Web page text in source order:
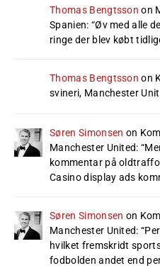
Thomas Bengtsson on
Spanien: “Øv med alle
ringe der blev købt
Thomas Bengtsson on
svineri, Manchester
Søren Simonsen on
Manchester United: “
kommentar på
Casino display ads
Søren Simonsen on
Manchester United: “
hvilket fremskridt
fodbolden andet end